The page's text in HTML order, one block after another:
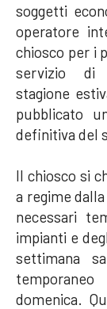
soggetti
operatore
chiosco per i
servizio di
stagione
pubblicato
definitiva del
Il chiosco si
a regime
necessari
impianti e
settimana
domenica.